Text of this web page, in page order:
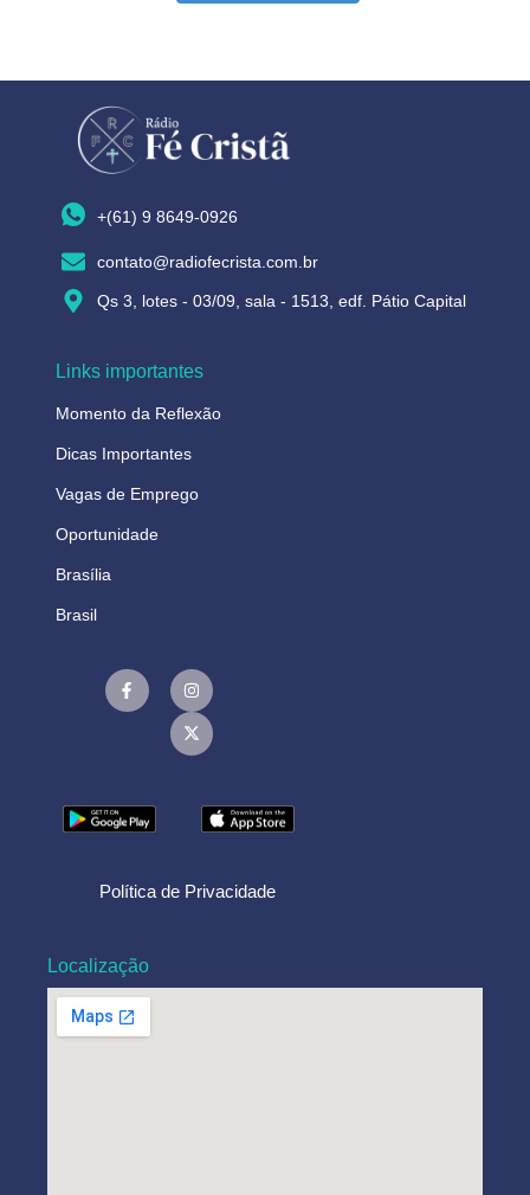
+(61) 9 8649-0926
contato@radiofecrista.com.br
Qs 3, lotes - 03/09, sala - 1513, edf. Pátio Capital
Links importantes
Momento da Reflexão
Dicas Importantes
Vagas de Emprego
Oportunidade
Brasília
Brasil
Política de Privacidade
Localização